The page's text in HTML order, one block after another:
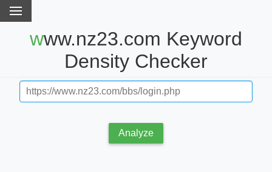
www.nz23.com Keyword
Density Checker
Analyze